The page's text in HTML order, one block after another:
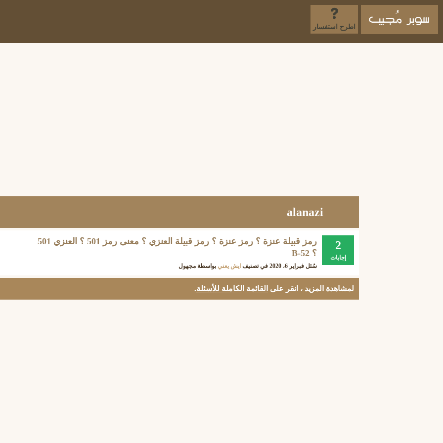
اطرح استفسار
alanazi
2
إجابات
رمز قبيلة عنزة ؟ رمز عنزة ؟ رمز قبيلة العنزي ؟ معنى رمز 501 ؟ العنزي 501
؟ B-52
سُئل فبراير 6، 2020 في تصنيف ايش يعني بواسطة مجهول
لمشاهدة المزيد ، انقر على القائمة الكاملة للأسئلة.